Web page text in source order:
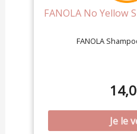
FANOLA No Yellow
FANOLA